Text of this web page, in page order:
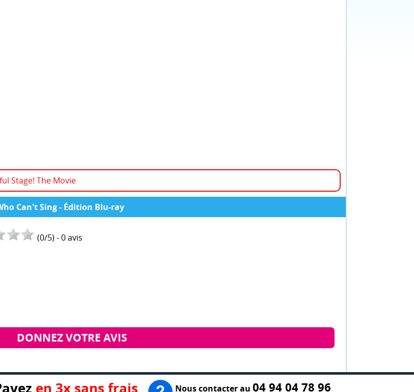
Stage! The Movie
Can't Sing - Édition Blu-ray
(0/5) -0avis
DONNEZ VOTRE AVIS
en 3x sans frais Nous contacter au 04 94 04 78 96